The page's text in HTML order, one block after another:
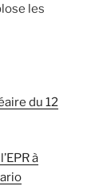
les
du 12
à